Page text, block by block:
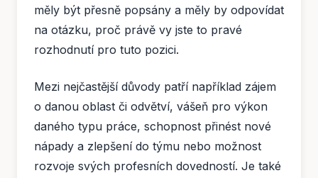
měly být přesně popsány a měly by odpovídat
na otázku, proč právě vy jste to pravé
rozhodnutí pro tuto pozici.
Mezi nejčastější důvody patří například zájem
o danou oblast či odvětví, vášeň pro výkon
daného typu práce, schopnost přinést nové
nápady a zlepšení do týmu nebo možnost
rozvoje svých profesních dovedností. Je také